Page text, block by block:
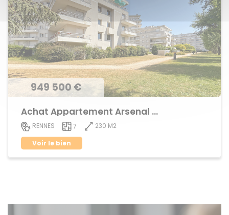
949 500 €
Achat Appartement Arsenal - Redon
RENNES 7
230 M2
Voir le bien